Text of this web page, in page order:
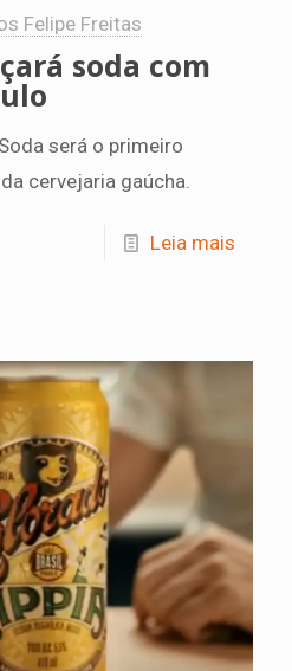
Felipe Freitas
soda com
será o primeiro
cervejaria gaúcha.
Leia mais